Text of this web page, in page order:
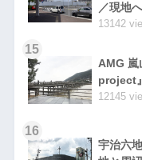
／現地へ
13142
15
AMG
project』
12145
16
宇治六